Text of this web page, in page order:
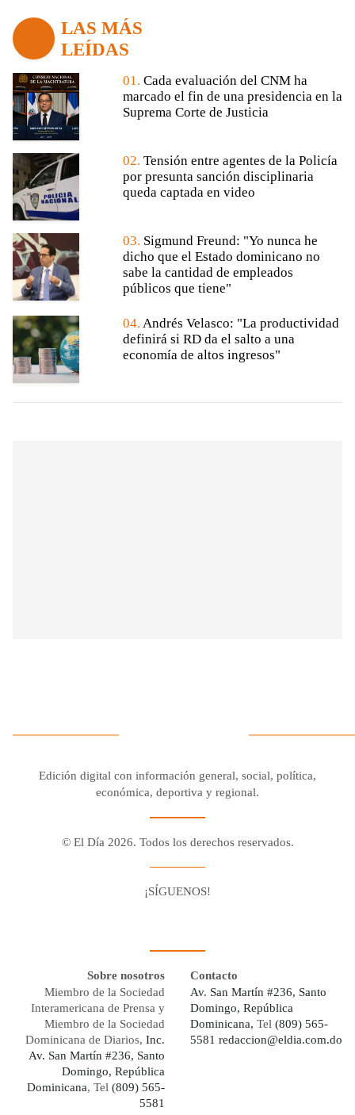
LAS MÁS
LEÍDAS
01. Cada evaluación del CNM ha
marcado el fin de una presidencia en la
Suprema Corte de Justicia
02. Tensión entre agentes de la Policía
por presunta sanción disciplinaria
queda captada en video
03. Sigmund Freund: "Yo nunca he
dicho que el Estado dominicano no
sabe la cantidad de empleados
públicos que tiene"
04. Andrés Velasco: "La productividad
definirá si RD da el salto a una
economía de altos ingresos"
Edición digital con información general, social, política,
económica, deportiva y regional.
© El Día 2026. Todos los derechos reservados.
¡SÍGUENOS!
Sobre nosotros
Miembro de la Sociedad
Interamericana de Prensa y
Miembro de la Sociedad
Dominicana de Diarios, Inc.
Av. San Martín #236, Santo
Domingo, República
Dominicana, Tel (809) 565-
5581
Contacto
Av. San Martín #236, Santo
Domingo, República
Dominicana, Tel (809) 565-
5581 redaccion@eldia.com.do